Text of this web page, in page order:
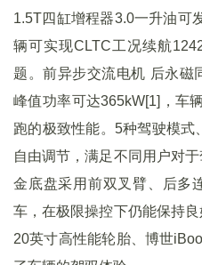
1.5T四缸增程器3.0一升油可
辆可实现CLTC工况续航
题。前异步交流电机 后永磁
峰值功率可达365kW[1]，车
跑的极致性能。5种驾驶模
自由调节，满足不同用户对
金底盘采用前双叉臂、后多
车，在极限操控下仍能保持
20英寸高性能轮胎、博世